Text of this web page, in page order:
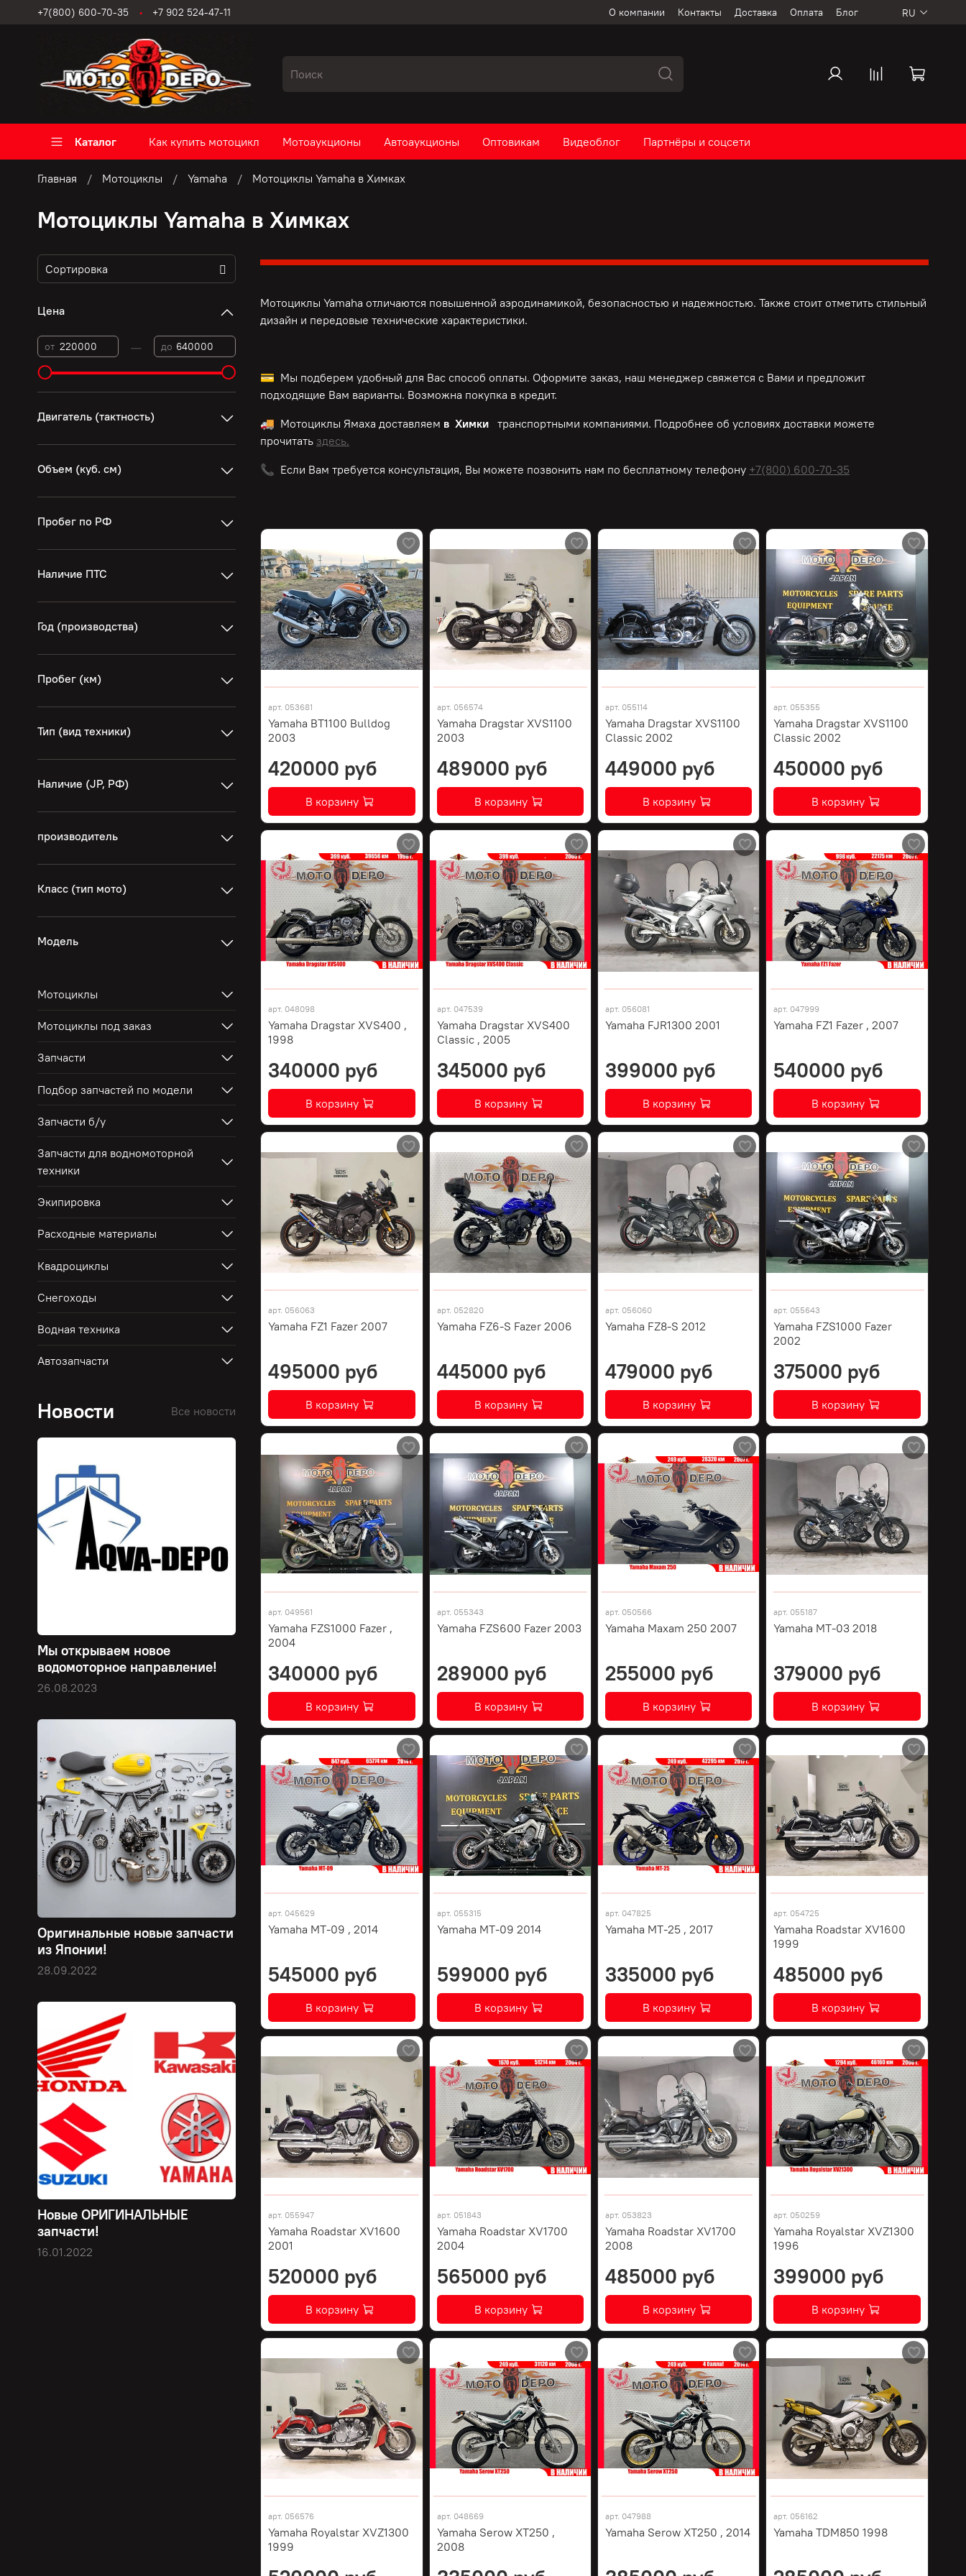
О компании Контакты Доставка Оплата Блог
+7(800) 600-70-35 +7 902 524-47-11 RU
Каталог Как купить мотоцикл Мотоаукционы Автоаукционы Оптовикам Видеоблог Партнёры и соцсети
Главная Мотоциклы Yamaha Мотоциклы Yamaha в Химках
Мотоциклы Yamaha в Химках
Мотоциклы Yamaha отличаются повышенной аэродинамикой, безопасностью и надежностью. Также стоит отметить стильный
дизайн и передовые технические характеристики.
💳 Мы подберем удобный для Вас способ оплаты. Оформите заказ, наш менеджер свяжется с Вами и предложит
подходящие Вам варианты. Возможна покупка в кредит.
🚚 Мотоциклы Ямаха доставляем в Химкитранспортными компаниями. Подробнее об условиях доставки можете
прочитать здесь.
📞 Если Вам требуется консультация, Вы можете позвонить нам по бесплатномутелефону +7(800) 600-70-35
арт. 053681
Yamaha BT1100 Bulldog
2003
420000 руб
В корзину
арт. 056574
Yamaha Dragstar XVS1100
2003
489000 руб
В корзину
арт. 055114
Yamaha Dragstar XVS1100
Classic 2002
449000 руб
В корзину
арт. 055355
Yamaha Dragstar XVS1100
Classic 2002
450000 руб
В корзину
арт. 048098
Yamaha Dragstar XVS400 ,
1998
340000 руб
В корзину
арт. 047539
Yamaha Dragstar XVS400
Classic , 2005
345000 руб
В корзину
арт. 056081
Yamaha FJR1300 2001
399000 руб
В корзину
арт. 047999
Yamaha FZ1 Fazer , 2007
540000 руб
В корзину
арт. 056063
Yamaha FZ1 Fazer 2007
495000 руб
В корзину
арт. 052820
Yamaha FZ6-S Fazer 2006
445000 руб
В корзину
арт. 056060
Yamaha FZ8-S 2012
479000 руб
В корзину
арт. 055643
Yamaha FZS1000 Fazer
2002
375000 руб
В корзину
арт. 049561
Yamaha FZS1000 Fazer ,
2004
340000 руб
В корзину
арт. 055343
Yamaha FZS600 Fazer 2003
289000 руб
В корзину
арт. 050566
Yamaha Maxam 250 2007
255000 руб
В корзину
арт. 055187
Yamaha MT-03 2018
379000 руб
В корзину
арт. 045629
Yamaha MT-09 , 2014
545000 руб
В корзину
арт. 055315
Yamaha MT-09 2014
599000 руб
В корзину
арт. 047825
Yamaha MT-25 , 2017
335000 руб
В корзину
арт. 054725
Yamaha Roadstar XV1600
1999
485000 руб
В корзину
арт. 055947
Yamaha Roadstar XV1600
2001
520000 руб
В корзину
арт. 051843
Yamaha Roadstar XV1700
2004
565000 руб
В корзину
арт. 053823
Yamaha Roadstar XV1700
2008
485000 руб
В корзину
арт. 050259
Yamaha Royalstar XVZ1300
1996
399000 руб
В корзину
арт. 056576
Yamaha Royalstar XVZ1300
1999
арт. 048669
Yamaha Serow XT250 ,
2008
арт. 047988
Yamaha Serow XT250 , 2014
арт. 056162
Yamaha TDM850 1998
Цена
от — до
Двигатель (тактность)
Объем (куб. см)
Пробег по РФ
Наличие ПТС
Год (производства)
Пробег (км)
Тип (вид техники)
Наличие (JP, РФ)
производитель
Класс (тип мото)
Модель
Мотоциклы
Мотоциклы под заказ
Запчасти
Подбор запчастей по модели
Запчасти б/у
Запчасти для водномоторной
техники
Экипировка
Расходные материалы
Квадроциклы
Снегоходы
Водная техника
Автозапчасти
Новости Все новости
Мы открываем новое
водомоторное направление!
26.08.2023
Оригинальные новые запчасти
из Японии!
28.09.2022
Новые ОРИГИНАЛЬНЫЕ
запчасти!
16.01.2022